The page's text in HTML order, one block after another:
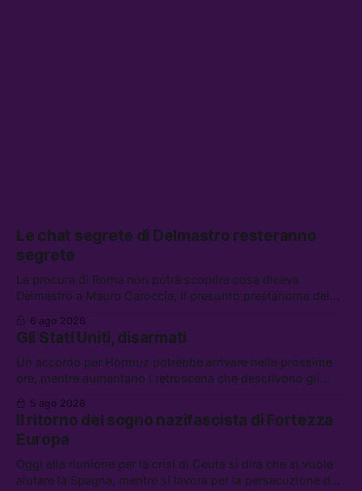
Le chat segrete di Delmastro resteranno
segrete
La procura di Roma non potrà scoprire cosa diceva
Delmastro a Mauro Caroccia, il presunto prestanome del
attacchi in Libano, il governo chiederà 36 miliardi di
flessibilità in armi e energia, e Grokipedia è già stata
abbandonata
6 ago 2026
Gli Stati Uniti, disarmati
Un accordo per Hormuz potrebbe arrivare nelle prossime
ore, mentre aumentano i retroscena che descrivono gli
chi aspetta i dispersi di Ceuta, il boom dei carburanti
diluiti, e quanti attivisti anti data center sono stati arrestati
5 ago 2026
Il ritorno del sogno nazifascista di Fortezza
Europa
Oggi alla riunione per la crisi di Ceuta si dirà che si vuole
aiutare la Spagna, mentre si lavora per la persecuzione dei